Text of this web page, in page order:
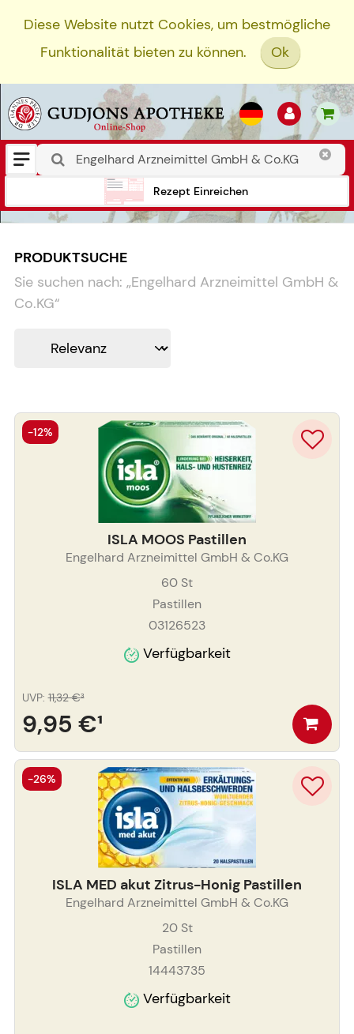
Diese Website nutzt Cookies, um bestmögliche
Funktionalität bieten zu können.
Ok
Rezept Einreichen
PRODUKTSUCHE
Sie suchen nach: „Engelhard Arzneimittel GmbH &
Co.KG“
ISLA MOOS Pastillen
Engelhard Arzneimittel GmbH & Co.KG
60 St
Pastillen
03126523
Verfügbarkeit
9,95 €¹
UVP: 11,32 €³
-12%
ISLA MED akut Zitrus-Honig Pastillen
Engelhard Arzneimittel GmbH & Co.KG
20St
Pastillen
14443735
Verfügbarkeit
-26%